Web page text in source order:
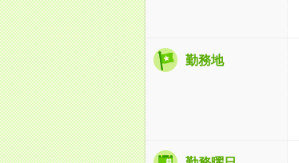
勤務地